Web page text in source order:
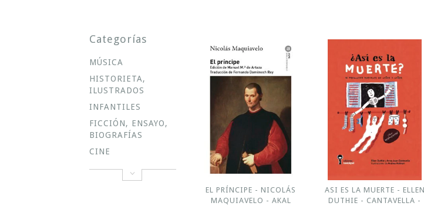
Categorías
MÚSICA
HISTORIETA,
ILUSTRADOS
INFANTILES
FICCIÓN, ENSAYO,
BIOGRAFÍAS
CINE
EL PRÍNCIPE - NICOLÁS
MAQUIAVELO - AKAL
ASI ES LA MUERTE - ELLEN
DUTHIE - CANTAVELLA -